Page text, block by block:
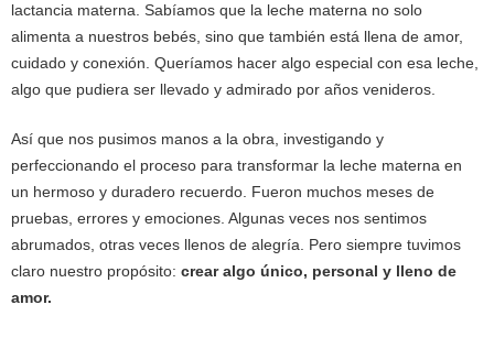
lactancia materna. Sabíamos que la leche materna no solo
alimenta a nuestros bebés, sino que también está llena de amor,
cuidado y conexión. Queríamos hacer algo especial con esa leche,
algo que pudiera ser llevado y admirado por años venideros.
Así que nos pusimos manos a la obra, investigando y
perfeccionando el proceso para transformar la leche materna en
un hermoso y duradero recuerdo. Fueron muchos meses de
pruebas, errores y emociones. Algunas veces nos sentimos
abrumados, otras veces llenos de alegría. Pero siempre tuvimos
claro nuestro propósito: crear algo único, personal y lleno de
amor.